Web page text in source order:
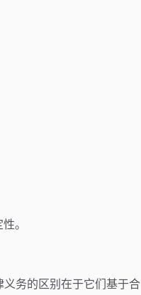
。
务的区别在于它们基于合